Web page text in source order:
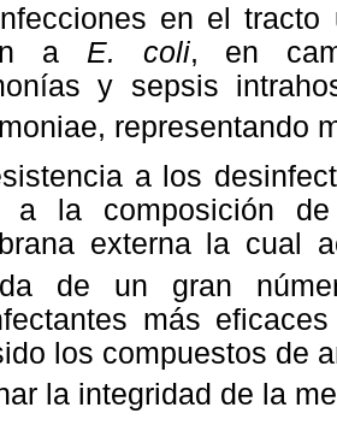
en el tracto
a E. coli, en
y sepsis
representando
a los
a la composición
externa la cual
de un gran
más
los compuestos de
la integridad de la